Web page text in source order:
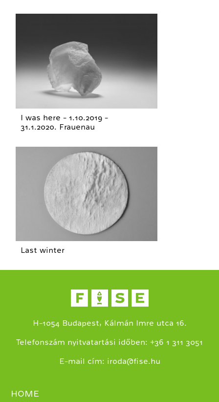
I was here - 1.10.2019 -
31.1.2020. Frauenau
Last winter
H-1054 Budapest, Kálmán Imre utca 16.
Telefonszám nyitvatartási időben: +36 1 311 3051
E-mail cím: iroda@fise.hu
HOME